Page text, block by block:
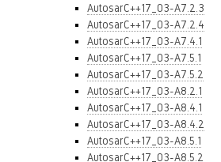
AutosarC++17_03-A7.2.3
AutosarC++17_03-A7.2.4
AutosarC++17_03-A7.4.1
AutosarC++17_03-A7.5.1
AutosarC++17_03-A7.5.2
AutosarC++17_03-A8.2.1
AutosarC++17_03-A8.4.1
AutosarC++17_03-A8.4.2
AutosarC++17_03-A8.5.1
AutosarC++17_03-A8.5.2